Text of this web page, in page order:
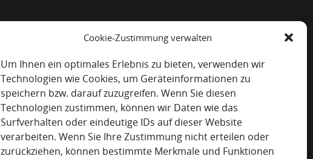
Cookie-Zustimmung verwalten
Um Ihnen ein optimales Erlebnis zu bieten, verwenden wir
Technologien wie Cookies, um Geräteinformationen zu
speichern bzw. darauf zuzugreifen. Wenn Sie diesen
Technologien zustimmen, können wir Daten wie das
Surfverhalten oder eindeutige IDs auf dieser Website
verarbeiten. Wenn Sie Ihre Zustimmung nicht erteilen oder
zurückziehen, können bestimmte Merkmale und Funktionen